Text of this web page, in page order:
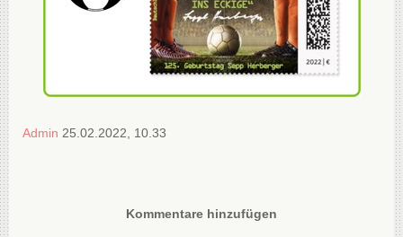
Admin 25.02.2022, 10.33
Kommentare hinzufügen